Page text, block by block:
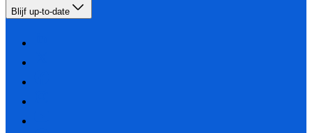
Blijf up-to-date